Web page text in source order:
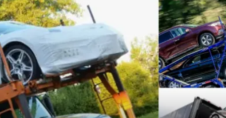
Spor Malzemeleri Hediyelik Eşya
Kültür Acil ve İlkyardım